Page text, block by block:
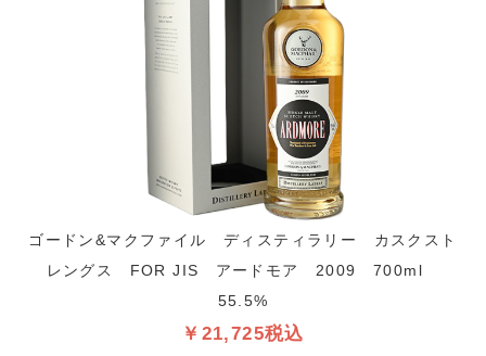
ゴードン&マクファイル ディスティラリー カスクスト
レングス FOR JIS アードモア 2009 700ml
55.5%
￥21,725税込